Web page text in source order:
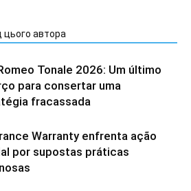
цього автора
Tonale 2026: Um último
para consertar uma
fracassada
Warranty enfrenta ação
por supostas práticas